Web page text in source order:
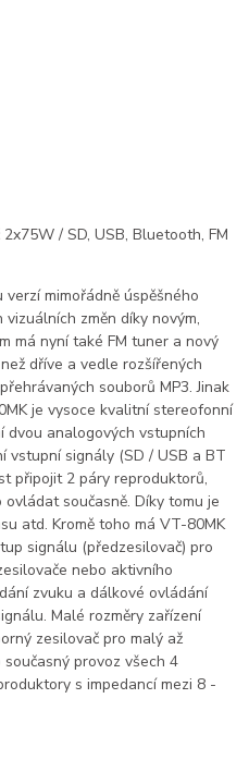
/ SD, USB, Bluetooth, FM
mimořádně úspěšného
změn díky novým,
má nyní také FM tuner a nový
dříve a vedle rozšířených
souborů MP3. Jinak
je vysoce kvalitní stereofonní
dvou analogových vstupních
vstupní signály (SD / USB a BT
připojit 2 páry reproduktorů,
současně. Díky tomu je
atd. Kromě toho má VT-80MK
signálu (předzesilovač) pro
nebo aktivního
zvuku a dálkové ovládání
Malé rozměry zařízení
zesilovač pro malý až
provoz všech 4
s impedancí mezi 8 -